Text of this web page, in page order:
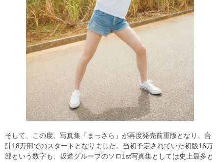
そして、この度、写真集「まっさら」が再度発売前重版となり、合
計18万部でのスタートとなりました。当初予定されていた初版16万
部という数字も、坂道グループのソロ1st写真集としては史上最多と